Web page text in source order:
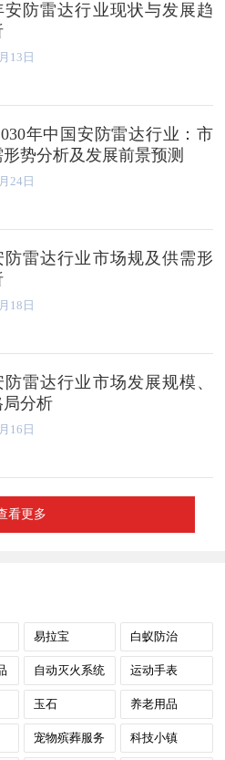
安防雷达行业现状与发展趋
13日
年中国安防雷达行业：市
势分析及发展前景预测
24日
防雷达行业市场规及供需形
18日
防雷达行业市场发展规模、
分析
16日
看更多
易拉宝 白蚁防治
自动灭火系统 运动手表
玉石 养老用品
宠物殡葬服务 科技小镇